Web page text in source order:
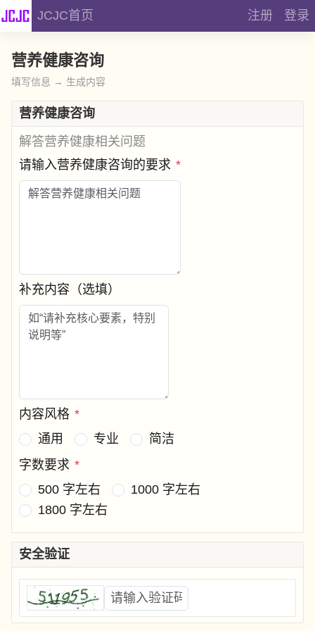
JCJC首页 注册 登录
营养健康咨询
填写信息 → 生成内容
营养健康咨询
解答营养健康相关问题
请输入营养健康咨询的要求 *
补充内容（选填）
内容风格 *
通用
专业
简洁
字数要求 *
500 字左右
1000 字左右
1800 字左右
安全验证